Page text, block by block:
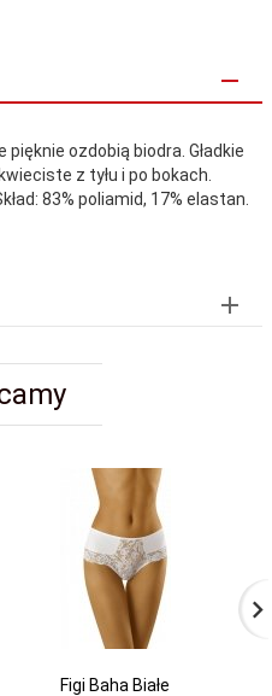
ozdobią biodra. Gładkie
z tyłu i po bokach.
83% poliamid, 17% elastan.
Figi Baha Białe